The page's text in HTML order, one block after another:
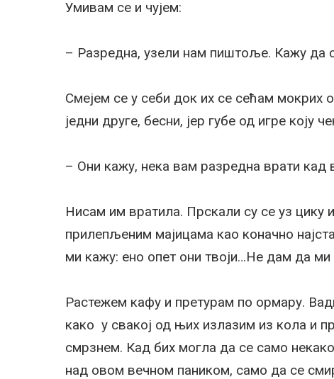
Умивам се и чујем:
– Разредна, узели нам пиштоље. Кажу да
Смејем се у себи док их се сећам мокрих
једни друге, бесни, јер губе од игре коју
– Они кажу, нека вам разредна врати кад
Нисам им вратила. Прскали су се уз цику
прилепљеним мајицама као коначно
ми кажу: ено опет они твоји…Не дам да
Растежем кафу и претурам по ормару.
како у свакој од њих излазим из кола и
смрзнем. Кад бих могла да се само
над овом вечном паником, само да се